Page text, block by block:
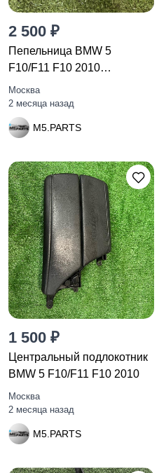
2 500 ₽
Пепельница BMW 5
F10/F11 F10 2010
51169206347
Москва
2 месяца назад
M5.PARTS
1 500 ₽
Центральный подлокотник
BMW 5 F10/F11 F10 2010
Москва
2 месяца назад
M5.PARTS